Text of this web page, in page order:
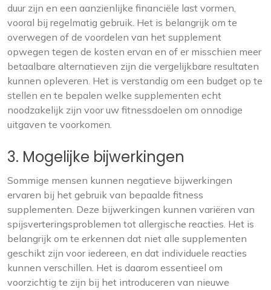
duur zijn en een aanzienlijke financiële last vormen,
vooral bij regelmatig gebruik. Het is belangrijk om te
overwegen of de voordelen van het supplement
opwegen tegen de kosten ervan en of er misschien meer
betaalbare alternatieven zijn die vergelijkbare resultaten
kunnen opleveren. Het is verstandig om een budget op te
stellen en te bepalen welke supplementen echt
noodzakelijk zijn voor uw fitnessdoelen om onnodige
uitgaven te voorkomen.
3. Mogelijke bijwerkingen
Sommige mensen kunnen negatieve bijwerkingen
ervaren bij het gebruik van bepaalde fitness
supplementen. Deze bijwerkingen kunnen variëren van
spijsverteringsproblemen tot allergische reacties. Het is
belangrijk om te erkennen dat niet alle supplementen
geschikt zijn voor iedereen, en dat individuele reacties
kunnen verschillen. Het is daarom essentieel om
voorzichtig te zijn bij het introduceren van nieuwe